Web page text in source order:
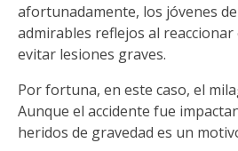
afortunadamente, los jóvenes
admirables reflejos al
evitar lesiones graves.
Por fortuna, en este caso, el
Aunque el accidente fue
heridos de gravedad es un